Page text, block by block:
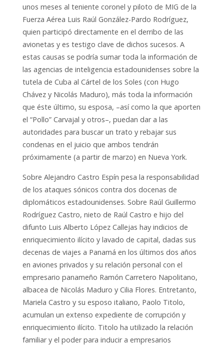
unos meses al teniente coronel y piloto de MIG de la
Fuerza Aérea Luis Raúl González-Pardo Rodríguez,
quien participó directamente en el derribo de las
avionetas y es testigo clave de dichos sucesos. A
estas causas se podría sumar toda la información de
las agencias de inteligencia estadounidenses sobre la
tutela de Cuba al Cártel de los Soles (con Hugo
Chávez y Nicolás Maduro), más toda la información
que éste último, su esposa, –así como la que aporten
el “Pollo” Carvajal y otros–, puedan dar a las
autoridades para buscar un trato y rebajar sus
condenas en el juicio que ambos tendrán
próximamente (a partir de marzo) en Nueva York.
Sobre Alejandro Castro Espín pesa la responsabilidad
de los ataques sónicos contra dos docenas de
diplomáticos estadounidenses. Sobre Raúl Guillermo
Rodríguez Castro, nieto de Raúl Castro e hijo del
difunto Luis Alberto López Callejas hay indicios de
enriquecimiento ilícito y lavado de capital, dadas sus
decenas de viajes a Panamá en los últimos dos años
en aviones privados y su relación personal con el
empresario panameño Ramón Carretero Napolitano,
albacea de Nicolás Maduro y Cilia Flores. Entretanto,
Mariela Castro y su esposo italiano, Paolo Titolo,
acumulan un extenso expediente de corrupción y
enriquecimiento ilícito. Titolo ha utilizado la relación
familiar y el poder para inducir a empresarios